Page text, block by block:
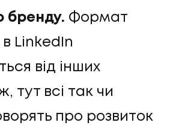
бренду. Формат
LinkedIn
від інших
тут всі так чи
про розвиток